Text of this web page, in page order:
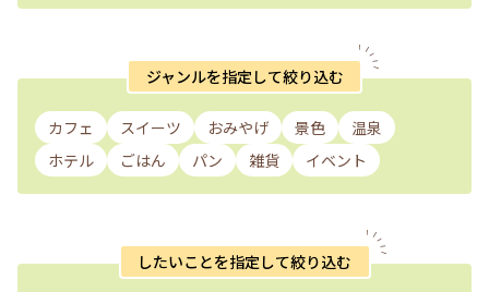
ジャンルを指定して絞り込む
カフェ スイーツ おみやげ 景色
温泉
ホテル
ごはん パン 雑貨 イベント
したいことを指定して絞り込む